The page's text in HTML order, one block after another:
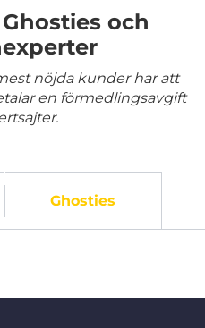
och
nöjda kunder har att
en förmedlingsavgift
Ghosties